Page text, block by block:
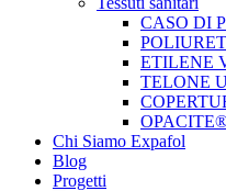
CASO DI
ETILENE
TELONE
Chi Siamo Expafol
Blog
Progetti